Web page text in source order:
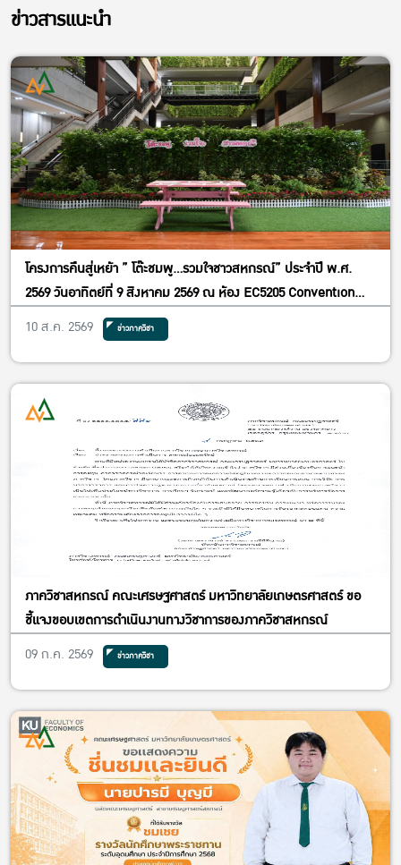
ข่าวสารแนะนำ
โครงการคืนสู่เหย้า ” โต๊ะชมพู…รวมใจชาวสหกรณ์” ประจำปี พ.ศ.
2569 วันอาทิตย์ที่ 9 สิงหาคม 2569 ณ ห้อง EC5205 Convention
Hall อาคาร 5 อาคารปฏิบัติการคณะเศรษฐศาสตร์ มหาวิทยาลัย
10 ส.ค. 2569 ข่าวภาควิชา
ภาควิชาสหกรณ์ คณะเศรษฐศาสตร์ มหาวิทยาลัยเกษตรศาสตร์ ขอ
ชี้แจงขอบเขตการดำเนินงานทางวิชาการของภาควิชาสหกรณ์
09 ก.ค. 2569
ข่าวภาควิชา